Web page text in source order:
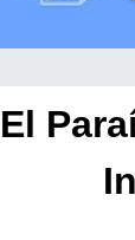
El